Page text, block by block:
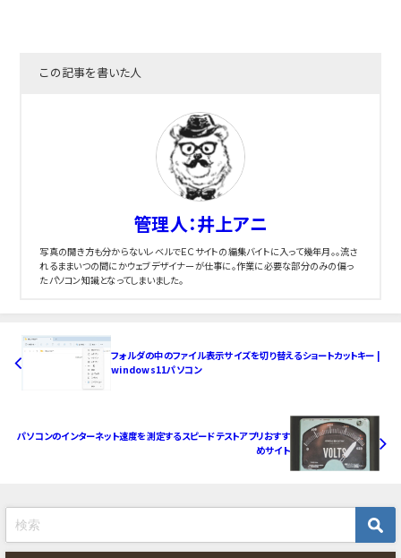
この記事を書いた人
管理人：井上アニ
写真の開き方も分からないレベルでＥＣサイトの編集バイトに入って幾年月。。流さ
れるままいつの間にかウェブデザイナーが仕事に。作業に必要な部分のみの偏っ
たパソコン知識となってしまいました。
フォルダの中のファイル表示サイズを切り替えるショートカットキー |
windows11パソコン
パソコンのインターネット速度を測定するスピードテストアプリおすす
めサイト